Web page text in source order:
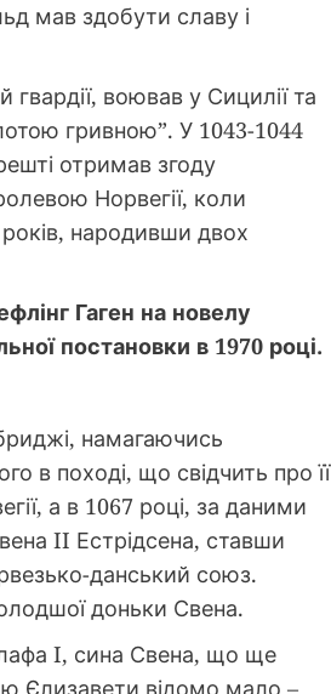
мав здобути славу і
воював у Сицилії та
гривною”. У 1043-1044
отримав згоду
Норвегії, коли
народивши двох
Гаген на новелу
постановки в 1970 році.
намагаючись
в поході, що свідчить про її
а в 1067 році, за даними
II Естрідсена, ставши
данський союз.
доньки Свена.
I, сина Свена, що ще